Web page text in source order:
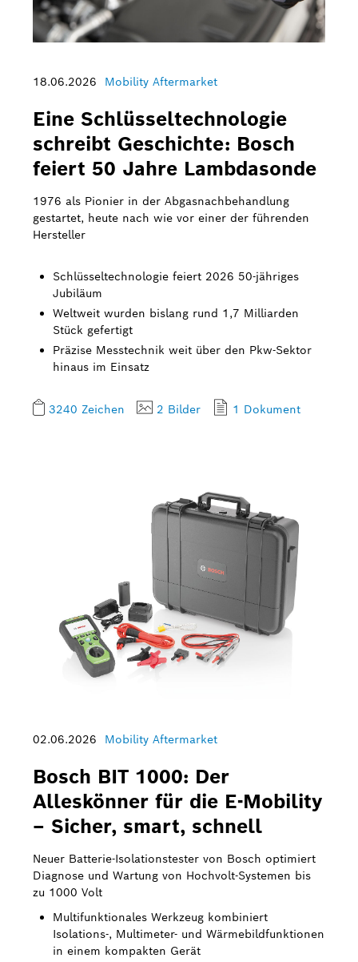
18.06.2026 Mobility Aftermarket
Eine Schlüsseltechnologie
schreibt Geschichte: Bosch
feiert 50 Jahre Lambdasonde
1976 als Pionier in der Abgasnachbehandlung
gestartet, heute nach wie vor einer der führenden
Hersteller
Schlüsseltechnologie feiert 2026 50-jähriges
Jubiläum
Weltweit wurden bislang rund 1,7 Milliarden
Stück gefertigt
Präzise Messtechnik weit über den Pkw-Sektor
hinaus im Einsatz
3240 Zeichen 2 Bilder 1 Dokument
02.06.2026 Mobility Aftermarket
Bosch BIT 1000: Der
Alleskönner für die E-Mobility
– Sicher, smart, schnell
Neuer Batterie-Isolationstester von Bosch optimiert
Diagnose und Wartung von Hochvolt-Systemen bis
zu 1000 Volt
Multifunktionales Werkzeug kombiniert
Isolations-, Multimeter- und Wärmebildfunktionen
in einem kompakten Gerät